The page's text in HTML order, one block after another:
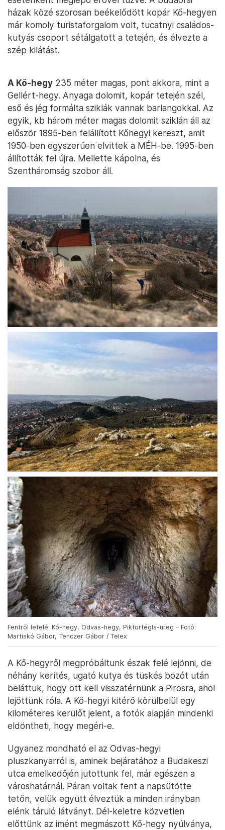
házak közé szorosan beékelődött kopár Kő-hegyen
már komoly turistaforgalom volt, tucatnyi családos-
kutyás csoport sétálgatott a tetején, és élvezte a
szép kilátást.
A Kő-hegy 235 méter magas, pont akkora, mint a
Gellért-hegy. Anyaga dolomit, kopár tetején szél,
eső és jég formálta sziklák vannak barlangokkal. Az
egyik, kb három méter magas dolomit sziklán áll az
először 1895-ben felállított Kőhegyi kereszt, amit
1950-ben egyszerűen elvittek a MÉH-be. 1995-ben
állították fel újra. Mellette kápolna, és
Szentháromság szobor áll.
Fentről lefelé: Kő-hegy, Odvas-hegy, Piktortégla-üreg – Fotó:
Martiskó Gábor, Tenczer Gábor / Telex
A Kő-hegyről megpróbáltunk észak felé lejönni, de
néhány kerítés, ugató kutya és tüskés bozót után
beláttuk, hogy ott kell visszatérnünk a Pirosra, ahol
lejöttünk róla. A Kő-hegyi kitérő körülbelül egy
kilométeres kerülőt jelent, a fotók alapján mindenki
eldöntheti, hogy megéri-e.
Ugyanez mondható el az Odvas-hegyi
pluszkanyarról is, aminek bejáratához a Budakeszi
utca emelkedőjén jutottunk fel, már egészen a
városhatárnál. Páran voltak fent a napsütötte
tetőn, velük együtt élveztük a minden irányban
elénk táruló látványt. Dél-keletre közvetlen
előttünk az imént megmászott Kő-hegy nyúlványa,